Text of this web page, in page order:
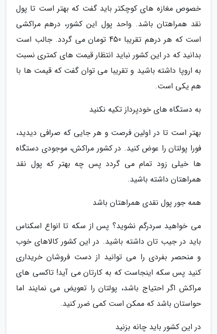
خصوص مغازه های کوچکتر باید گفت که بهتر است تا پول
نقد همراهتان باشد. واحد پول این کشور، درهم مراکشی
است که هر درهم تقریبا 450 تومان می گردد. جالب است
بدانید که در این کشور نباید انتظار قیمت های کمتری نسبت
به اروپا داشته باشید و تقریبا می توان گفت که قیمت ها با
هم یکی است.
به دستگاه های خودپرداز تکیه نکنید
بهتر است تا در اولین فرصت و هر جایی که صرافی دیدید،
فورا پولتان را عوض کنید. در کشور مراکش، موجودی دستگاه
ها خیلی زود تمام می گردد پس چه بهتر که پول نقد
همراهتان داشته باشید.
همه جور پول نقدی همراهتان باشد
می خواهید سردرگم نشوید؟ پس از سکه تا انواع اسکناس
باید در جیب تان داشته باشید. در این کشور کالاهای خوب
و منحصر بفردی را می توانید از دست فروشان خریداری
کنید پس سکه اینجاست که به کارتان می آید! تاکسی های
مراکش اگر احتیاج باشد، پولتان را تعویض می نمایند اما
حواستان باشد که ممکن است کمی ضرر کنید.
در این کشور باید چانه بزنید